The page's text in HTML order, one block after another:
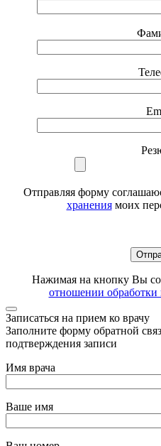
Отправляя форму
хранениямоих
Нажимая на кнопку Вы
отношении
Записаться на прием ко врачу
Заполните форму обратной
подтверждения записи
Имя врача
Ваше имя